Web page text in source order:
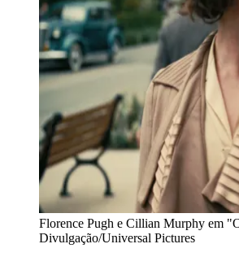
Florence Pugh e Cillian Murphy em
Divulgação/Universal Pictures